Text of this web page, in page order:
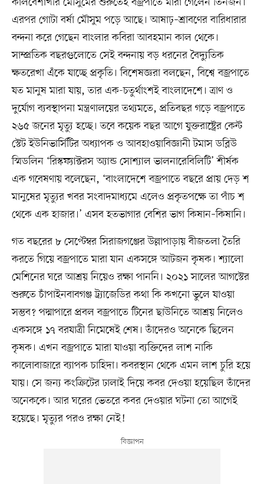
এরপর গোটা বর্ষা মৌসুম পড়ে আছে। আষাঢ়–শ্রাবণের বারিধারার
বন্দনা করে গেছেন বাংলার কবিরা আবহমান কাল থেকে।
সাম্প্রতিক বছরগুলোতে সেই বন্দনায় বড় ধরনের বৈদ্যুতিক
ক্ষতরেখা এঁকে যাচ্ছে প্রকৃতি। বিশেষজ্ঞরা বলছেন, বিশ্বে বজ্রপাতে
যত মানুষ মারা যায়, তার এক-চতুর্থাংশই বাংলাদেশে। ত্রাণ ও
দুর্যোগ ব্যবস্থাপনা মন্ত্রণালয়ের তথ্যমতে, প্রতিবছর গড়ে বজ্রপাতে
২৬৫ জনের মৃত্যু হচ্ছে। তবে কয়েক বছর আগে যুক্তরাষ্ট্রের কেন্ট
স্টেট ইউনিভার্সিটির অধ্যাপক ও আবহাওয়াবিজ্ঞানী টমাস ডব্লিউ
স্মিডলিন ‘রিস্কফ্যাক্টরস অ্যান্ড সোশ্যাল ভালনারেবিলিটি’ শীর্ষক
এক গবেষণায় বলেছেন, ‘বাংলাদেশে বজ্রপাতে বছরে প্রায় দেড় শ
মানুষের মৃত্যুর খবর সংবাদমাধ্যমে এলেও প্রকৃতপক্ষে তা পাঁচ শ
থেকে এক হাজার।’ এসব হতভাগার বেশির ভাগ কিষান–কিষানি।
গত বছরের ৮ সেপ্টেম্বর সিরাজগঞ্জের উল্লাপাড়ায় বীজতলা তৈরি
করতে গিয়ে বজ্রপাতে মারা যান একসঙ্গে আটজন কৃষক। শ্যালো
মেশিনের ঘরে আশ্রয় নিয়েও রক্ষা পাননি। ২০২১ সালের আগস্টের
শুরুতে চাঁপাইনবাবগঞ্জ ট্র্যাজেডির কথা কি কখনো ভুলে যাওয়া
সম্ভব? পদ্মাপারে প্রবল বজ্রপাতে টিনের ছাউনিতে আশ্রয় নিলেও
একসঙ্গে ১৭ বরযাত্রী নিমেষেই শেষ। তাঁদেরও অনেকে ছিলেন
কৃষক। এখন বজ্রপাতে মারা যাওয়া ব্যক্তিদের লাশ নাকি
কালোবাজারে ব্যাপক চাহিদা। কবরস্থান থেকে এমন লাশ চুরি হয়ে
যায়। সে জন্য কংক্রিটের ঢালাই দিয়ে কবর দেওয়া হয়েছিল তাঁদের
অনেককে। আর ঘরের ভেতরে কবর দেওয়ার ঘটনা তো আগেই
হয়েছে। মৃত্যুর পরও রক্ষা নেই!